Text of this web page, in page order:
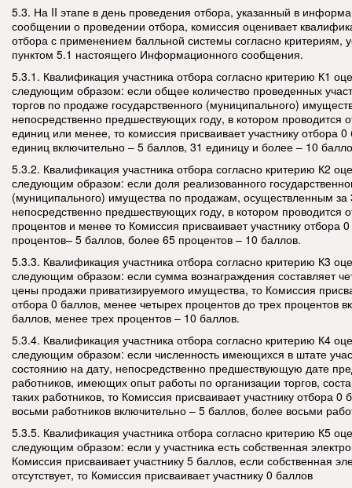
5.3. На II этапе в день проведения отбора, указанный в
сообщении о проведении отбора, комиссия оценивает
отбора с применением балльной системы согласно критериям,
пунктом 5.1 настоящего Информационного сообщения.
5.3.1. Квалификация участника отбора согласно критерию К1
следующим образом: если общее количество проведенных
торгов по продаже государственного (муниципального)
непосредственно предшествующих году, в котором проводится
единиц или менее, то комиссия присваивает участнику отбора
единиц включительно – 5 баллов, 31 единицу и более – 10
5.3.2. Квалификация участника отбора согласно критерию К2
следующим образом: если доля реализованного
(муниципального) имущества по продажам, осуществленным за
непосредственно предшествующих году, в котором проводится
процентов и менее то Комиссия присваивает участнику отбора
процентов– 5 баллов, более 65 процентов – 10 баллов.
5.3.3. Квалификация участника отбора согласно критерию К3
следующим образом: если сумма вознаграждения составляет
цены продажи приватизируемого имущества, то Комиссия
отбора 0 баллов, менее четырех процентов до трех процентов
баллов, менее трех процентов – 10 баллов.
5.3.4. Квалификация участника отбора согласно критерию К4
следующим образом: если численность имеющихся в штате
состоянию на дату, непосредственно предшествующую дате
работников, имеющих опыт работы по организации торгов,
таких работников, то Комиссия присваивает участнику отбора 0
восьми работников включительно – 5 баллов, более восьми
5.3.5. Квалификация участника отбора согласно критерию К5
следующим образом: если у участника есть собственная
Комиссия присваивает участнику 5 баллов, если собственная
отсутствует, то Комиссия присваивает участнику 0 баллов